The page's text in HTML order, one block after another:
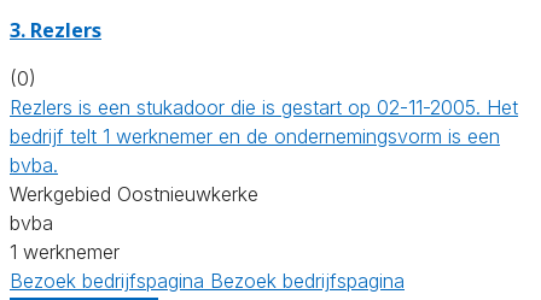
3. Rezlers
(0)
Rezlers is een stukadoor die is gestart op 02-11-2005. Het
bedrijf telt 1 werknemer en de ondernemingsvorm is een
bvba.
Werkgebied Oostnieuwkerke
bvba
1 werknemer
Bezoek bedrijfspagina Bezoek bedrijfspagina